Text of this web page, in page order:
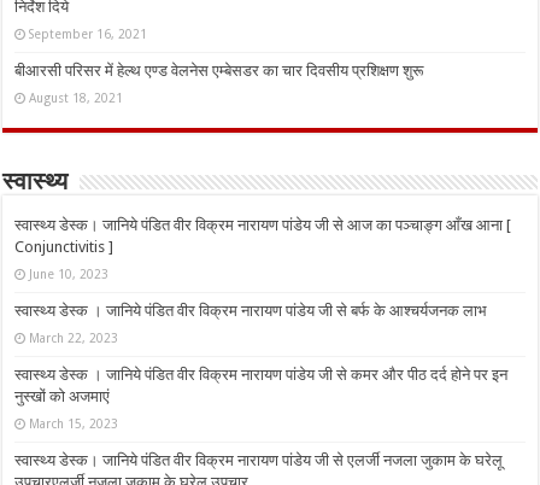
निर्देश दिये
September 16, 2021
बीआरसी परिसर में हेल्थ एण्ड वेलनेस एम्बेसडर का चार दिवसीय प्रशिक्षण शुरू
August 18, 2021
स्वास्थ्य
स्वास्थ्य डेस्क। जानिये पंडित वीर विक्रम नारायण पांडेय जी से आज का पञ्चाङ्ग आँख आना [
Conjunctivitis ]
June 10, 2023
स्वास्थ्य डेस्क । जानिये पंडित वीर विक्रम नारायण पांडेय जी से बर्फ के आश्चर्यजनक लाभ
March 22, 2023
स्वास्थ्य डेस्क । जानिये पंडित वीर विक्रम नारायण पांडेय जी से कमर और पीठ दर्द होने पर इन
नुस्‍खों को अजमाएं
March 15, 2023
स्वास्थ्य डेस्क। जानिये पंडित वीर विक्रम नारायण पांडेय जी से एलर्जी नजला जुकाम के घरेलू